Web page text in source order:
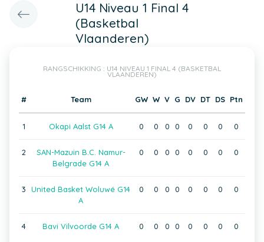
U14 Niveau 1 Final 4
(Basketbal
Vlaanderen)
RANGSCHIKKING : U14 NIVEAU 1 FINAL 4 (BASKETBAL
VLAANDEREN)
# Team GW W V G DV DT DS Ptn
1 Okapi Aalst G14 A 0 0 0 0 0 0 0 0
2
SAN-Mazuin B.C. Namur-
Belgrade G14 A
0 0 0 0 0 0 0 0
3
United Basket Woluwé G14
A
0 0 0 0 0 0 0 0
4 Bavi Vilvoorde G14 A 0 0 0 0 0 0 0 0